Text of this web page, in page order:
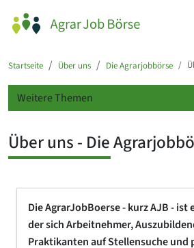
Startseite Über uns Die Agrarjobbörse
Weitere Themen
Über uns - Die
Die AgrarJobBoerse - kurz AJB -
der sich Arbeitnehmer,
Praktikanten auf Stellensuche und